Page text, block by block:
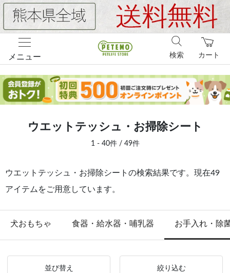
メニュー カート
検索
ウエットテッシュ・お掃除シート
1 - 40件 / 49件
ウエットテッシュ・お掃除シートの検索結果です。現在49
アイテムをご用意しています。
犬おもちゃ 食器・給水器・哺乳器 お手入れ・除
並び替え 絞り込む